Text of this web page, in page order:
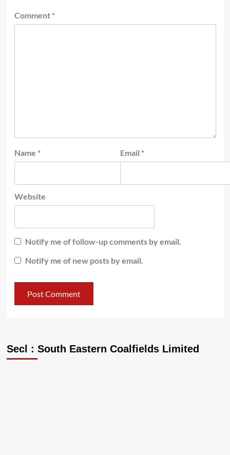
Comment *
Name * Email *
Website
Notify me of follow-up comments by email.
Notify me of new posts by email.
Secl : South Eastern Coalfields Limited